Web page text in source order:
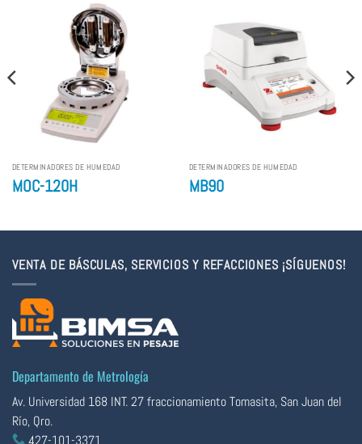
DETERMINADORES DE HUMEDAD
MOC-120H
DETERMINADORES DE HUMEDAD
MB90
VENTA DE BÁSCULAS, SERVICIOS Y REFACCIONES ¡SÍGUENOS!
Departamento de Metrología
Av. Universidad 168 INT. 27 fraccionamiento Tomasita, San Juan del
Río, Qro.
427-101-3371